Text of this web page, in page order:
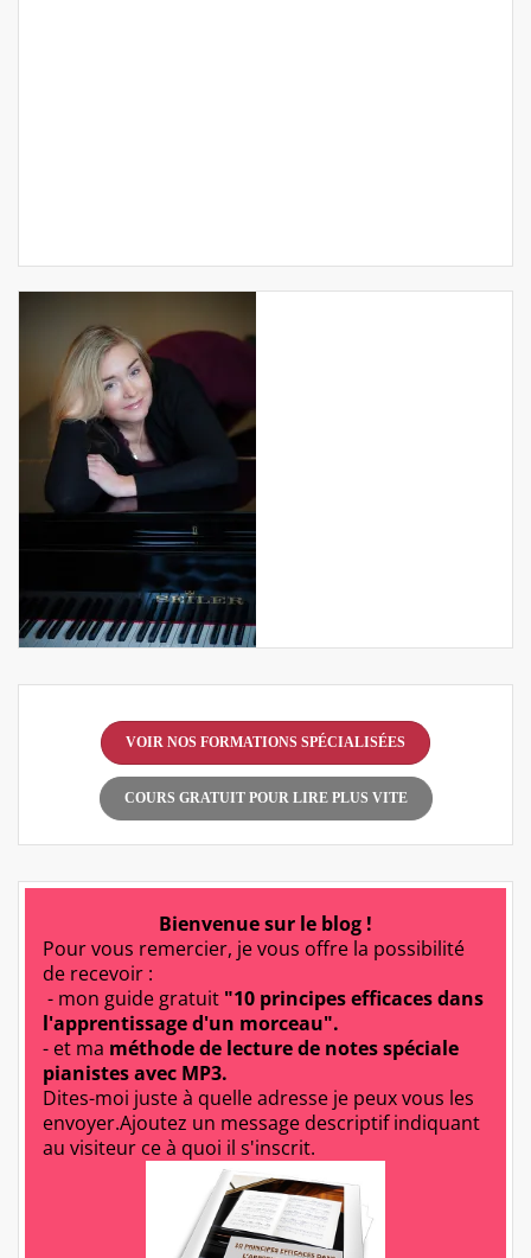
VOIR NOS FORMATIONS SPÉCIALISÉES
COURS GRATUIT POUR LIRE PLUS VITE